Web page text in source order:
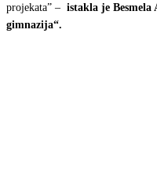
projekata” – istakla je
gimnazija“.